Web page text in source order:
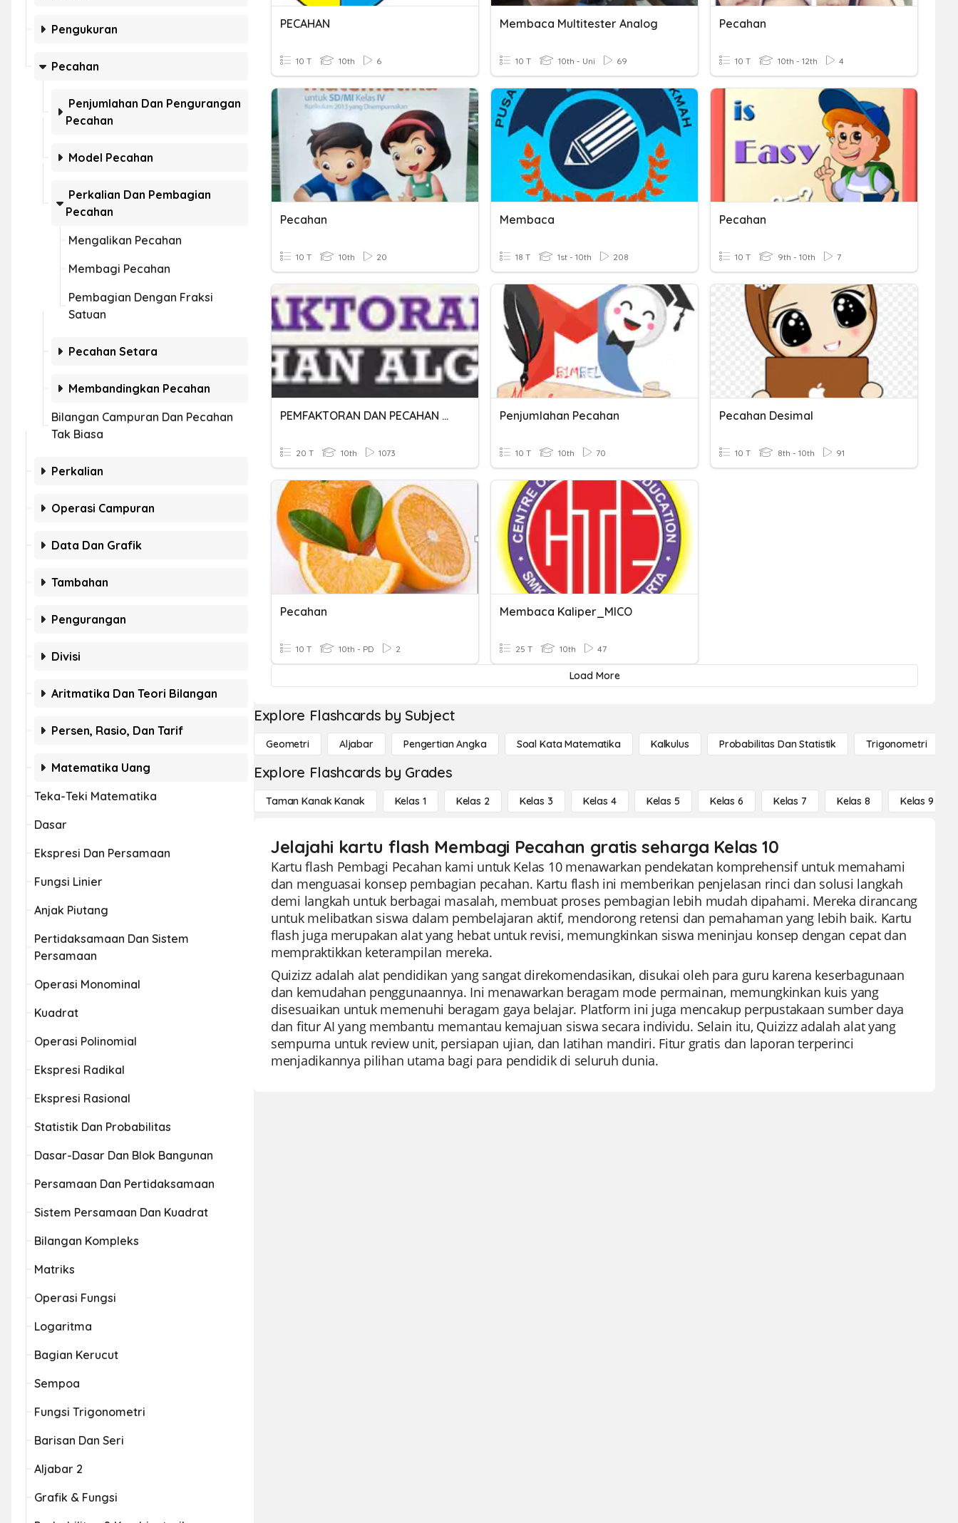
Pengukuran
Pecahan
Penjumlahan Dan Pengurangan
Pecahan
Model Pecahan
Perkalian Dan Pembagian
Pecahan
Mengalikan Pecahan
Membagi Pecahan
Pembagian Dengan Fraksi
Satuan
Pecahan Setara
Membandingkan Pecahan
Bilangan Campuran Dan Pecahan
Tak Biasa
Perkalian
Operasi Campuran
Data Dan Grafik
Tambahan
Pengurangan
Divisi
Aritmatika Dan Teori Bilangan
Persen, Rasio, Dan Tarif
Matematika Uang
Teka-Teki Matematika
Dasar
Ekspresi Dan Persamaan
Fungsi Linier
Anjak Piutang
Pertidaksamaan Dan Sistem
Persamaan
Operasi Monominal
Kuadrat
Operasi Polinomial
Ekspresi Radikal
Ekspresi Rasional
Statistik Dan Probabilitas
Dasar-Dasar Dan Blok Bangunan
Persamaan Dan Pertidaksamaan
Sistem Persamaan Dan Kuadrat
Bilangan Kompleks
Matriks
Operasi Fungsi
Logaritma
Bagian Kerucut
Sempoa
Fungsi Trigonometri
Barisan Dan Seri
Aljabar 2
Grafik & Fungsi
PECAHAN
10 T 10th 6
Membaca Multitester Analog
10 T 10th - Uni 69
Pecahan
10 T 10th - 12th 4
Pecahan
10 T 10th 20
Membaca
18 T 1st - 10th 208
Pecahan
10 T 9th - 10th 7
PEMFAKTORAN DAN PECAHAN ALGEBRA
20 T 10th 1073
Penjumlahan Pecahan
10 T 10th 70
Pecahan Desimal
10 T 8th - 10th 91
Pecahan
10 T 10th - PD 2
Membaca Kaliper_MICO
25 T 10th 47
Load More
Explore Flashcards by Subject
Geometri Aljabar Pengertian Angka Soal Kata Matematika Kalkulus Probabilitas Dan Statistik Trigonometri
Explore Flashcards by Grades
Taman Kanak Kanak Kelas 1 Kelas 2 Kelas 3 Kelas 4 Kelas 5 Kelas 6 Kelas 7 Kelas 8 Kelas 9
Jelajahi kartu flash Membagi Pecahan gratis seharga Kelas 10
Kartu flash Pembagi Pecahan kami untuk Kelas 10 menawarkan pendekatan komprehensif untuk memahami
dan menguasai konsep pembagian pecahan. Kartu flash ini memberikan penjelasan rinci dan solusi langkah
demi langkah untuk berbagai masalah, membuat proses pembagian lebih mudah dipahami. Mereka dirancang
untuk melibatkan siswa dalam pembelajaran aktif, mendorong retensi dan pemahaman yang lebih baik. Kartu
flash juga merupakan alat yang hebat untuk revisi, memungkinkan siswa meninjau konsep dengan cepat dan
mempraktikkan keterampilan mereka.
Quizizz adalah alat pendidikan yang sangat direkomendasikan, disukai oleh para guru karena keserbagunaan
dan kemudahan penggunaannya. Ini menawarkan beragam mode permainan, memungkinkan kuis yang
disesuaikan untuk memenuhi beragam gaya belajar. Platform ini juga mencakup perpustakaan sumber daya
dan fitur AI yang membantu memantau kemajuan siswa secara individu. Selain itu, Quizizz adalah alat yang
sempurna untuk review unit, persiapan ujian, dan latihan mandiri. Fitur gratis dan laporan terperinci
menjadikannya pilihan utama bagi para pendidik di seluruh dunia.